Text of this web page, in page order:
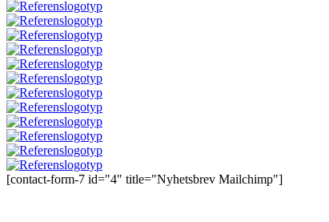
[contact-form-7 id="4" title="Nyhetsbrev Mailchimp"]